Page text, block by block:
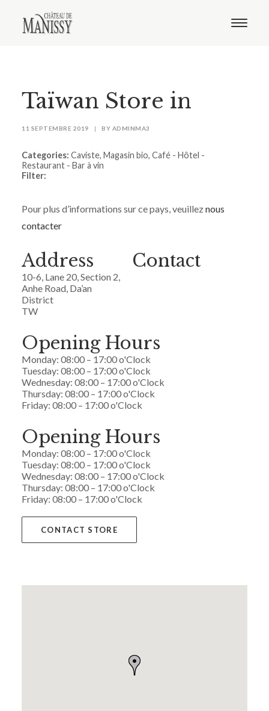
Distribution
Contact
Taïwan Store in
11 SEPTEMBRE 2019 | BY ADMINMA3
Categories: Caviste, Magasin bio, Café - Hôtel -
Restaurant - Bar à vin
Filter:
Pour plus d’informations sur ce pays, veuilleznous
contacter
Address
10-6, Lane 20, Section 2,
Anhe Road, Da’an
District
TW
Contact
Opening Hours
Monday: 08:00 – 17:00 o'Clock
Tuesday: 08:00 – 17:00 o'Clock
Wednesday: 08:00 – 17:00 o'Clock
Thursday: 08:00 – 17:00 o'Clock
Friday: 08:00 – 17:00 o'Clock
Opening Hours
Monday: 08:00 – 17:00 o'Clock
Tuesday: 08:00 – 17:00 o'Clock
Wednesday: 08:00 – 17:00 o'Clock
Thursday: 08:00 – 17:00 o'Clock
Friday: 08:00 – 17:00 o'Clock
CONTACT STORE